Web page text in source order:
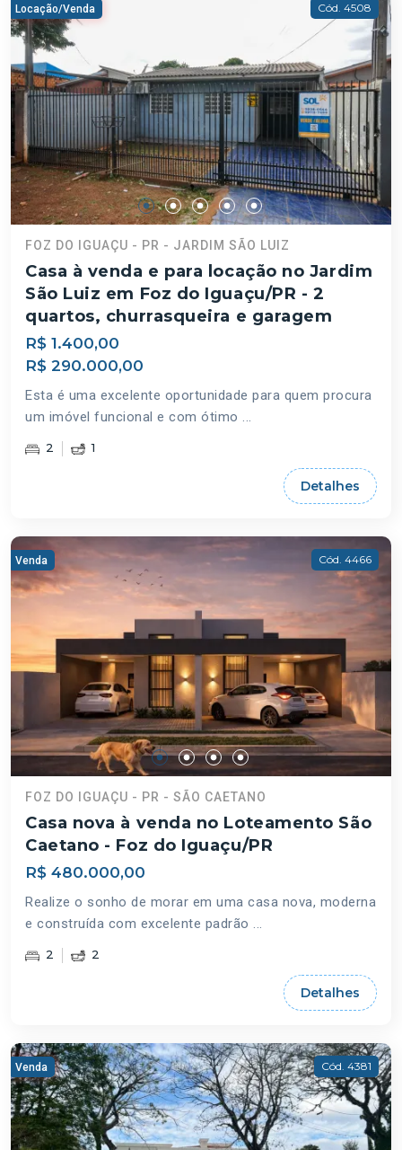
Locação/Venda Cód. 4508
FOZ DO IGUAÇU - PR - JARDIM SÃO LUIZ
Casa à venda e para locação no Jardim
São Luiz em Foz do Iguaçu/PR - 2
quartos, churrasqueira e garagem
R$ 1.400,00
R$ 290.000,00
Esta é uma excelente oportunidade para quem procura
um imóvel funcional e com ótimo ...
2 1
Detalhes
Venda Cód. 4466
FOZ DO IGUAÇU - PR - SÃO CAETANO
Casa nova à venda no Loteamento São
Caetano - Foz do Iguaçu/PR
R$ 480.000,00
Realize o sonho de morar em uma casa nova, moderna
e construída com excelente padrão ...
2 2
Detalhes
Venda Cód. 4381